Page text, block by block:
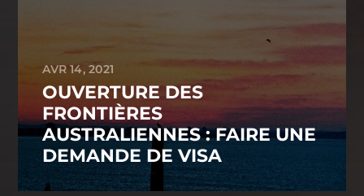
AVR 14, 2021
OUVERTURE DES
FRONTIÈRES
AUSTRALIENNES : FAIRE UNE
DEMANDE DE VISA